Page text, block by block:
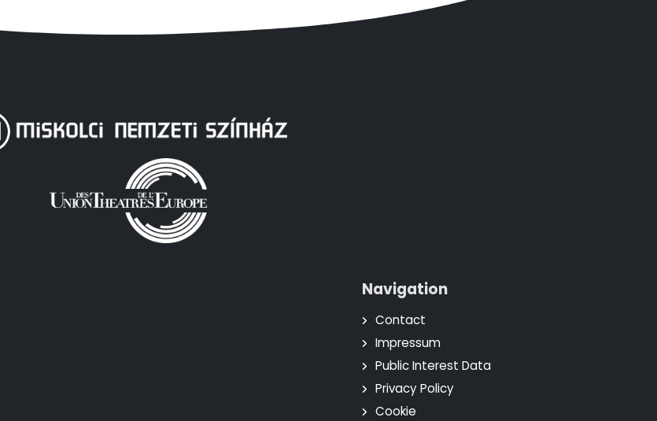
Navigation
Contact
Impressum
Public Interest Data
Privacy Policy
Cookie